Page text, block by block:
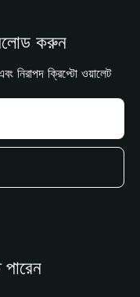
করুন
নিরাপদ ক্রিপ্টো ওয়ালেট